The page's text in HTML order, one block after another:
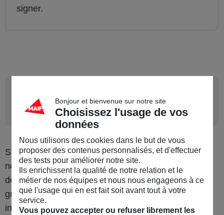
signer.
détachable ?
S'il n'y apas de coupon détachable, le cas
notammentpour les véhicules les plus anciens
dotés des anciennes plaques et modèles de carte
grise, le vendeur devra barrer la carte griseet
indiquer la mention : vendu le ou cédé le suivie de
Bonjour et bienvenue sur notre site
Choisissez l'usage de vos
données
Nous utilisons des cookies dans le but de vous
proposer des contenus personnalisés, et d'effectuer
des tests pour améliorer notre site.
Ils enrichissent la qualité de notre relation et le
métier de nos équipes et nous nous engageons à ce
que l'usage qui en est fait soit avant tout à votre
service.
Vous pouvez accepter ou refuser librement les